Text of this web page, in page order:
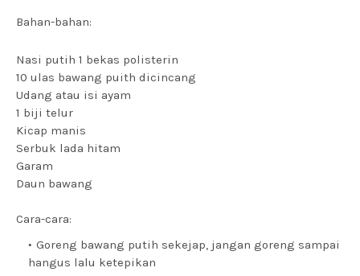
Bahan-bahan:
Nasi putih 1 bekas polisterin
10 ulas bawang puith dicincang
Udang atau isi ayam
1 biji telur
Kicap manis
Serbuk lada hitam
Garam
Daun bawang
Cara-cara:
Goreng bawang putih sekejap, jangan goreng sampai
hangus lalu ketepikan